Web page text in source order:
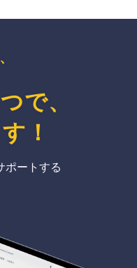
で、
！
ポートする